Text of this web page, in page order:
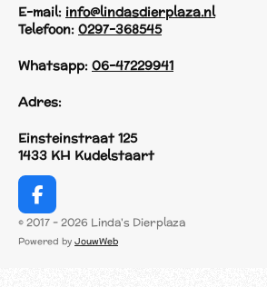
E-mail: info@lindasdierplaza.nl
Telefoon: 0297-368545
Whatsapp: 06-47229941
Adres:
Einsteinstraat 125
1433 KH Kudelstaart
F
a
c
© 2017 - 2026 Linda's Dierplaza
Powered by JouwWeb